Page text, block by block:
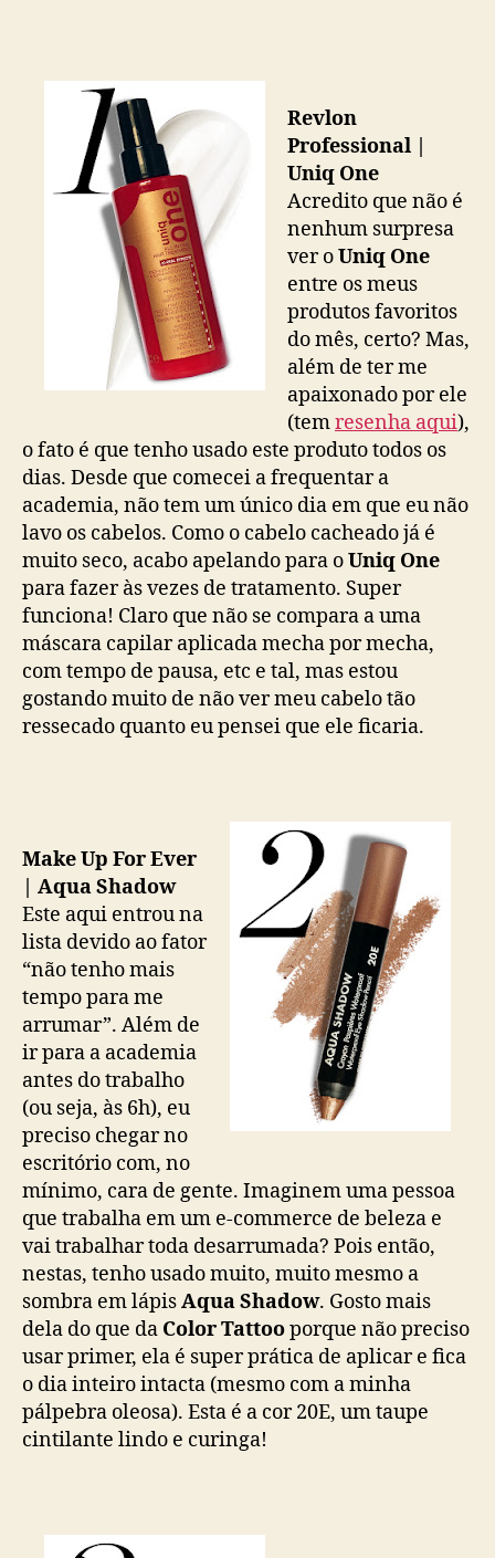
Revlon
Professional |
Uniq One
Acredito que não é
nenhum surpresa
ver oUniq One
entre os meus
produtos favoritos
do mês, certo? Mas,
além de ter me
apaixonado por ele
(temresenha aqui),
o fato é que tenho usado este produto todos os
dias. Desde que comecei a frequentar a
academia, não tem um único dia em que eu não
lavo os cabelos. Como o cabelo cacheado já é
muito seco, acabo apelando para oUniq One
para fazer às vezes de tratamento. Super
funciona! Claro que não se compara a uma
máscara capilar aplicada mecha por mecha,
com tempo de pausa, etc e tal, mas estou
gostando muito de não ver meu cabelo tão
ressecado quanto eu pensei que ele ficaria.
Make Up For Ever
| Aqua Shadow
Este aqui entrou na
lista devido ao fator
“não tenho mais
tempo para me
arrumar”. Além de
ir para a academia
antes do trabalho
(ou seja, às 6h), eu
preciso chegar no
escritório com, no
mínimo, cara de gente. Imaginem uma pessoa
que trabalha em um e-commerce de beleza e
vai trabalhar toda desarrumada? Pois então,
nestas, tenho usado muito, muito mesmo a
sombra em lápisAqua Shadow. Gosto mais
dela do que da Color Tattooporque não preciso
usar primer, ela é super prática de aplicar e fica
o dia inteiro intacta (mesmo com a minha
pálpebra oleosa). Esta é a cor 20E, um taupe
cintilante lindo e curinga!